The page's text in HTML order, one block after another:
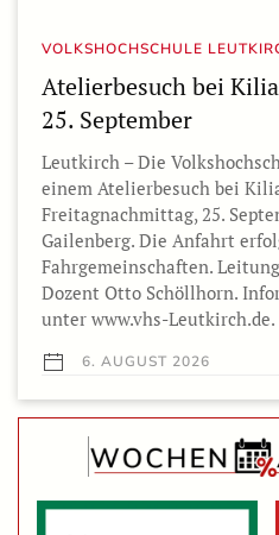
VOLKSHOCHSCHULE
Atelierbesuch bei
25. September
Leutkirch – Die
einem Atelierbesuch bei
Freitagnachmittag, 25.
Gailenberg. Die Anfahrt
Fahrgemeinschaften.
Dozent Otto Schöllhorn.
unter www.vhs-Leutkirch.de.
6. AUGUST 2026